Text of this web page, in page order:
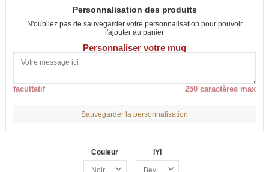
Personnalisation des produits
N'oubliez pas de sauvegarder votre personnalisation pour pouvoir
l'ajouter au panier
Personnaliser votre mug
facultatif 250 caractères max
Sauvegarder la personnalisation
Couleur IYI